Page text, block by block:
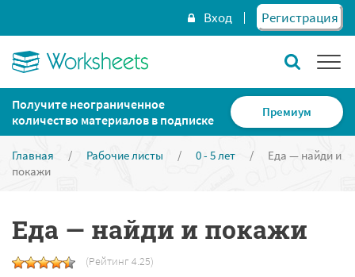
Вход Регистрация
Получите неограниченное
количество материалов в подписке
Премиум
Главная / Рабочие листы / 0 - 5 лет /
Еда — найди и
покажи
Еда — найди и покажи
(Рейтинг 4.25)